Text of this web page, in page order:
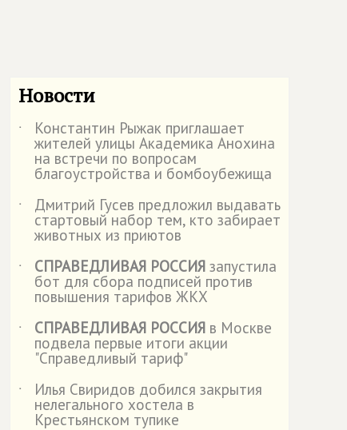
Новости
˙ Константин Рыжак приглашает
жителей улицы Академика Анохина
на встречи по вопросам
благоустройства и бомбоубежища
˙
Дмитрий Гусев предложил выдавать
стартовый набор тем, кто забирает
животных из приютов
˙
СПРАВЕДЛИВАЯ РОССИЯ запустила
бот для сбора подписей против
повышения тарифов ЖКХ
˙
СПРАВЕДЛИВАЯ РОССИЯ в Москве
подвела первые итоги акции
"Справедливый тариф"
˙
Илья Свиридов добился закрытия
нелегального хостела в
Крестьянском тупике